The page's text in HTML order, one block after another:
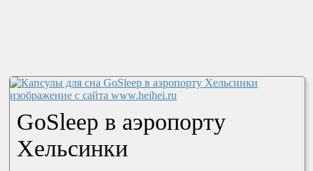
GoSleep в аэропорту
Хельсинки